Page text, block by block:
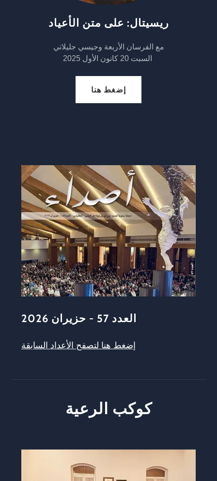
ريسيتال: على متن الأعياد
مع الفرسان الأربعة وجيسي جليلاتي
إضغط هنا
العدد 57 - حزيران 2026
إضغط هنا لتصفح الأعداد السابقة
كوكب الرعية